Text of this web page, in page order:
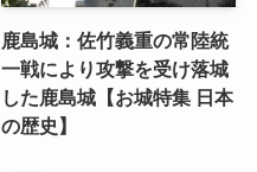
鹿島城：佐竹義重の常陸統
一戦により攻撃を受け落城
した鹿島城【お城特集 日本
の歴史】